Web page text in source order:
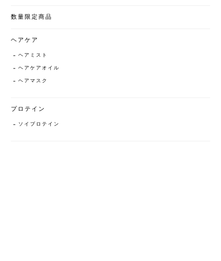
数量限定商品
ヘアケア
ヘアミスト
ヘアケアオイル
ヘアマスク
プロテイン
ソイプロテイン